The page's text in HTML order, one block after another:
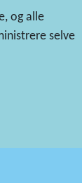
og alle
selve